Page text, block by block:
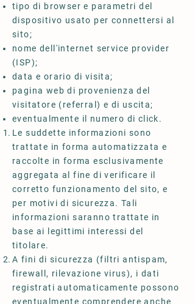
tipo di browser e parametri del
dispositivo usato per connettersi al
sito;
nome dell'internet service provider
(ISP);
data e orario di visita;
pagina web di provenienza del
visitatore (referral) e di uscita;
eventualmente il numero di click.
Le suddette informazioni sono
trattate in forma automatizzata e
raccolte in forma esclusivamente
aggregata al fine di verificare il
corretto funzionamento del sito, e
per motivi di sicurezza. Tali
informazioni saranno trattate in
base ai legittimi interessi del
titolare.
A fini di sicurezza (filtri antispam,
firewall, rilevazione virus), i dati
registrati automaticamente possono
eventualmente comprendere anche